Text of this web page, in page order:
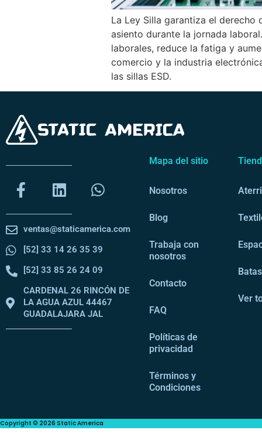
La Ley Silla garantiza el derecho
asiento durante la jornada
laborales, reduce la fatiga y
comercio y la industria
las sillas ESD.
ventas@staticamerica.com
[52] 33 14 26 35 39
[52] 33 85 26 24 09
CARDENAL 26 RINCÓN DE
LA AGUA AZUL 44467
GUADALAJARA JAL
Mapa del sitio
Nosotros
Blog
Trabaja con
nosotros
Contacto
FAQ
Políticas de
privacidad
Términos y
Condiciones
Batas
Ver
Copyright © 2026 Static America